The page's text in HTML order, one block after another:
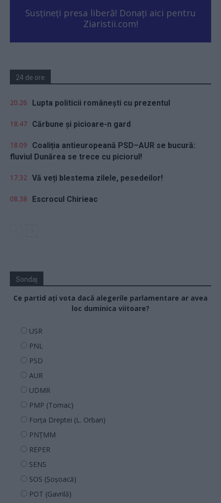
Susțineți presa liberă! Donați aici pentru
Ziaristii.com!
24 de ore
20.26 Lupta politicii românești cu prezentul
18.47 Cărbune și picioare-n gard
18.09
Coaliția antieuropeană PSD–AUR se bucură:
fluviul Dunărea se trece cu piciorul!
17.32 Vă veți blestema zilele, pesedeilor!
08.38 Escrocul Chirieac
Sondaj
Ce partid ați vota dacă alegerile parlamentare ar avea
loc duminica viitoare?
USR
PNL
PSD
AUR
UDMR
PMP (Tomac)
Forța Dreptei (L. Orban)
PNȚMM
REPER
SENS
SOS (Șoșoacă)
POT (Gavrilă)